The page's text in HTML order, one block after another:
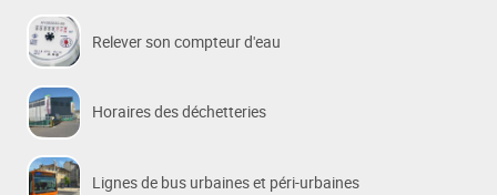
Relever son compteur d'eau
Horaires des déchetteries
Lignes de bus urbaines et péri-urbaines